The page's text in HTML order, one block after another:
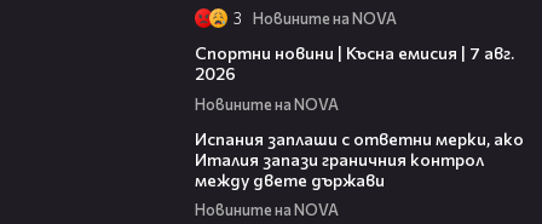
3 Новините на NOVA
Спортни новини | Късна емисия | 7 авг.
2026
Новините на NOVA
Испания заплаши с ответни мерки, ако
Италия запази граничния контрол
между двете държави
Новините на NOVA